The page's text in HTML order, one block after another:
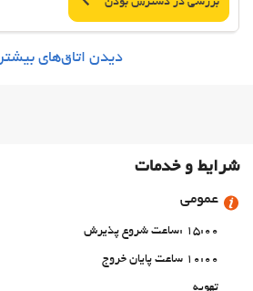
دیدن اتاق‌های بیشتر
شرایط و خدمات
عمومی
15:00 :ساعت شروع پذیرش
10:00 ساعت پایان خروج
تهویه